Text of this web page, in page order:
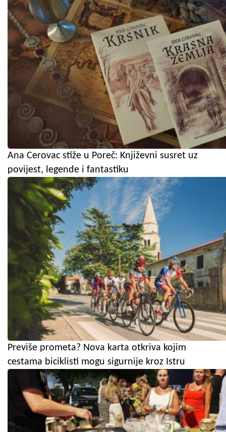
Ana Cerovac stiže u Poreč: Književni susret uz
povijest, legende i fantastiku
Previše prometa? Nova karta otkriva kojim
cestama biciklisti mogu sigurnije kroz Istru